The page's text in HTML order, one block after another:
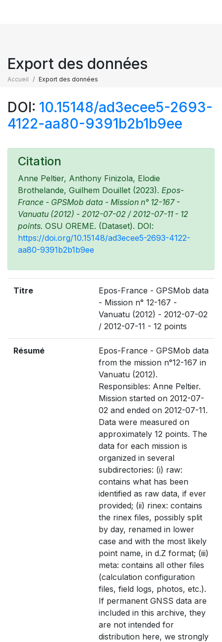
Export des données
Accueil Export des données
DOI: 10.15148/ad3ecee5-2693-
4122-aa80-9391b2b1b9ee
Citation
Anne Peltier, Anthony Finizola, Elodie
Brothelande, Guilhem Douillet (2023). Epos-
France - GPSMob data - Mission n° 12-167 -
Vanuatu (2012) - 2012-07-02 / 2012-07-11 - 12
points. OSU OREME. (Dataset). DOI:
https://doi.org/10.15148/ad3ecee5-2693-4122-
aa80-9391b2b1b9ee
Titre
Epos-France - GPSMob data
- Mission n° 12-167 -
Vanuatu (2012) - 2012-07-02
/ 2012-07-11 - 12 points
Résumé
Epos-France - GPSMob data
from the mission n°12-167 in
Vanuatu (2012).
Responsibles: Anne Peltier.
Mission started on 2012-07-
02 and ended on 2012-07-11.
Data were measured on
approximately 12 points. The
data for each mission is
organized in several
subdirectories: (i) raw:
contains what has been
identified as raw data, if ever
provided; (ii) rinex: contains
the rinex files, possibly split
by day, renamed in lower
case and with the most likely
point name, in d.Z format; (iii)
meta: contains all other files
(calculation configuration
files, field logs, photos, etc.).
If permanent GNSS data are
included in this archive, they
are not intended for
distribution here, we strongly